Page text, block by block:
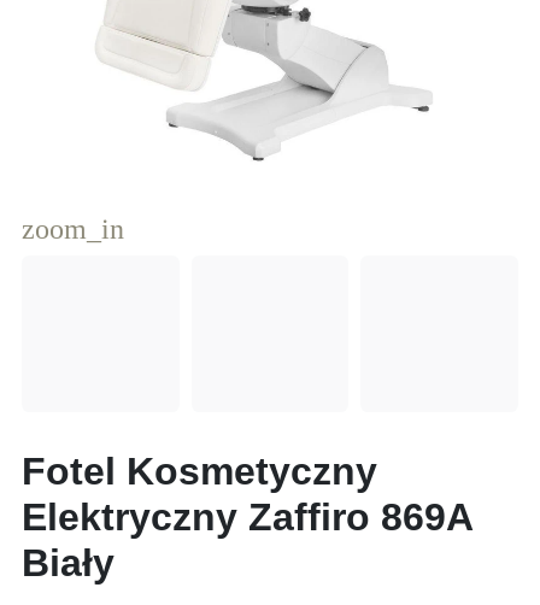
zoom_in
Fotel Kosmetyczny
Elektryczny Zaffiro 869A
Biały